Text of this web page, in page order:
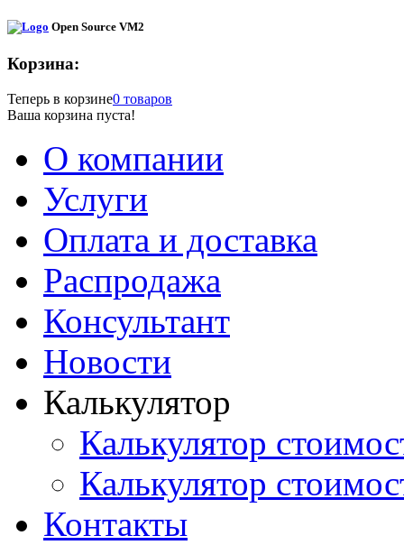
Open Source VM2
Корзина:
Теперь в корзине0 товаров
Ваша корзина пуста!
О компании
Услуги
Оплата и доставка
Распродажа
Консультант
Новости
Калькулятор
Калькулятор
Калькулятор
Контакты